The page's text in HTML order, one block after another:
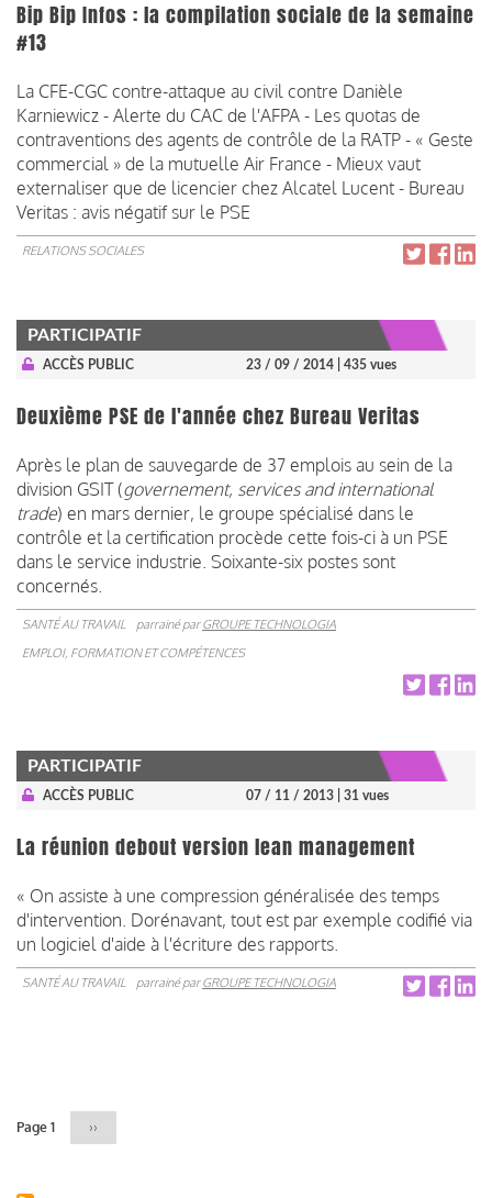
Bip Bip Infos : la compilation sociale de la semaine
#13
La CFE-CGC contre-attaque au civil contre Danièle
Karniewicz - Alerte du CAC de l'AFPA - Les quotas de
contraventions des agents de contrôle de la RATP - « Geste
commercial » de la mutuelle Air France - Mieux vaut
externaliser que de licencier chez Alcatel Lucent - Bureau
Veritas : avis négatif sur le PSE
RELATIONS SOCIALES
PARTICIPATIF
ACCÈS PUBLIC 23 / 09 / 2014 | 435 vues
Deuxième PSE de l'année chez Bureau Veritas
Après le plan de sauvegarde de 37 emplois au sein de la
division GSIT (governement, services and international
trade) en mars dernier, le groupe spécialisé dans le
contrôle et la certification procède cette fois-ci à un PSE
dans le service industrie. Soixante-six postes sont
concernés.
SANTÉ AU TRAVAIL parrainé parGROUPE TECHNOLOGIA
EMPLOI, FORMATION ET COMPÉTENCES
PARTICIPATIF
ACCÈS PUBLIC 07 / 11 / 2013 | 31 vues
La réunion debout version lean management
« On assiste à une compression généralisée des temps
d'intervention. Dorénavant, tout est par exemple codifié via
un logiciel d'aide à l'écriture des rapports.
SANTÉ AU TRAVAIL parrainé parGROUPE TECHNOLOGIA
Page 1
Page
››